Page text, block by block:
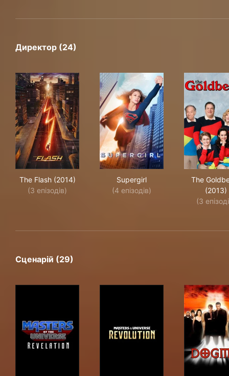
Директор (24)
The Flash (2014)
(3 епізодів)
Supergirl
(4 епізодів)
The
(2013)
(3
Сценарій (29)